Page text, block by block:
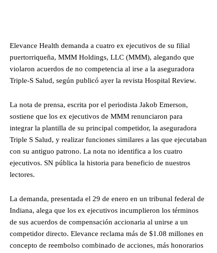
Elevance Health demanda a cuatro ex ejecutivos de su filial
puertorriqueña, MMM Holdings, LLC (MMM), alegando que
violaron acuerdos de no competencia al irse a la aseguradora
Triple-S Salud, según publicó ayer la revista Hospital Review.
La nota de prensa, escrita por el periodista Jakob Emerson,
sostiene que los ex ejecutivos de MMM renunciaron para
integrar la plantilla de su principal competidor, la aseguradora
Triple S Salud, y realizar funciones similares a las que ejecutaban
con su antiguo patrono. La nota no identifica a los cuatro
ejecutivos. SN pública la historia para beneficio de nuestros
lectores.
La demanda, presentada el 29 de enero en un tribunal federal de
Indiana, alega que los ex ejecutivos incumplieron los términos
de sus acuerdos de compensación accionaria al unirse a un
competidor directo. Elevance reclama más de $1.08 millones en
concepto de reembolso combinado de acciones, más honorarios